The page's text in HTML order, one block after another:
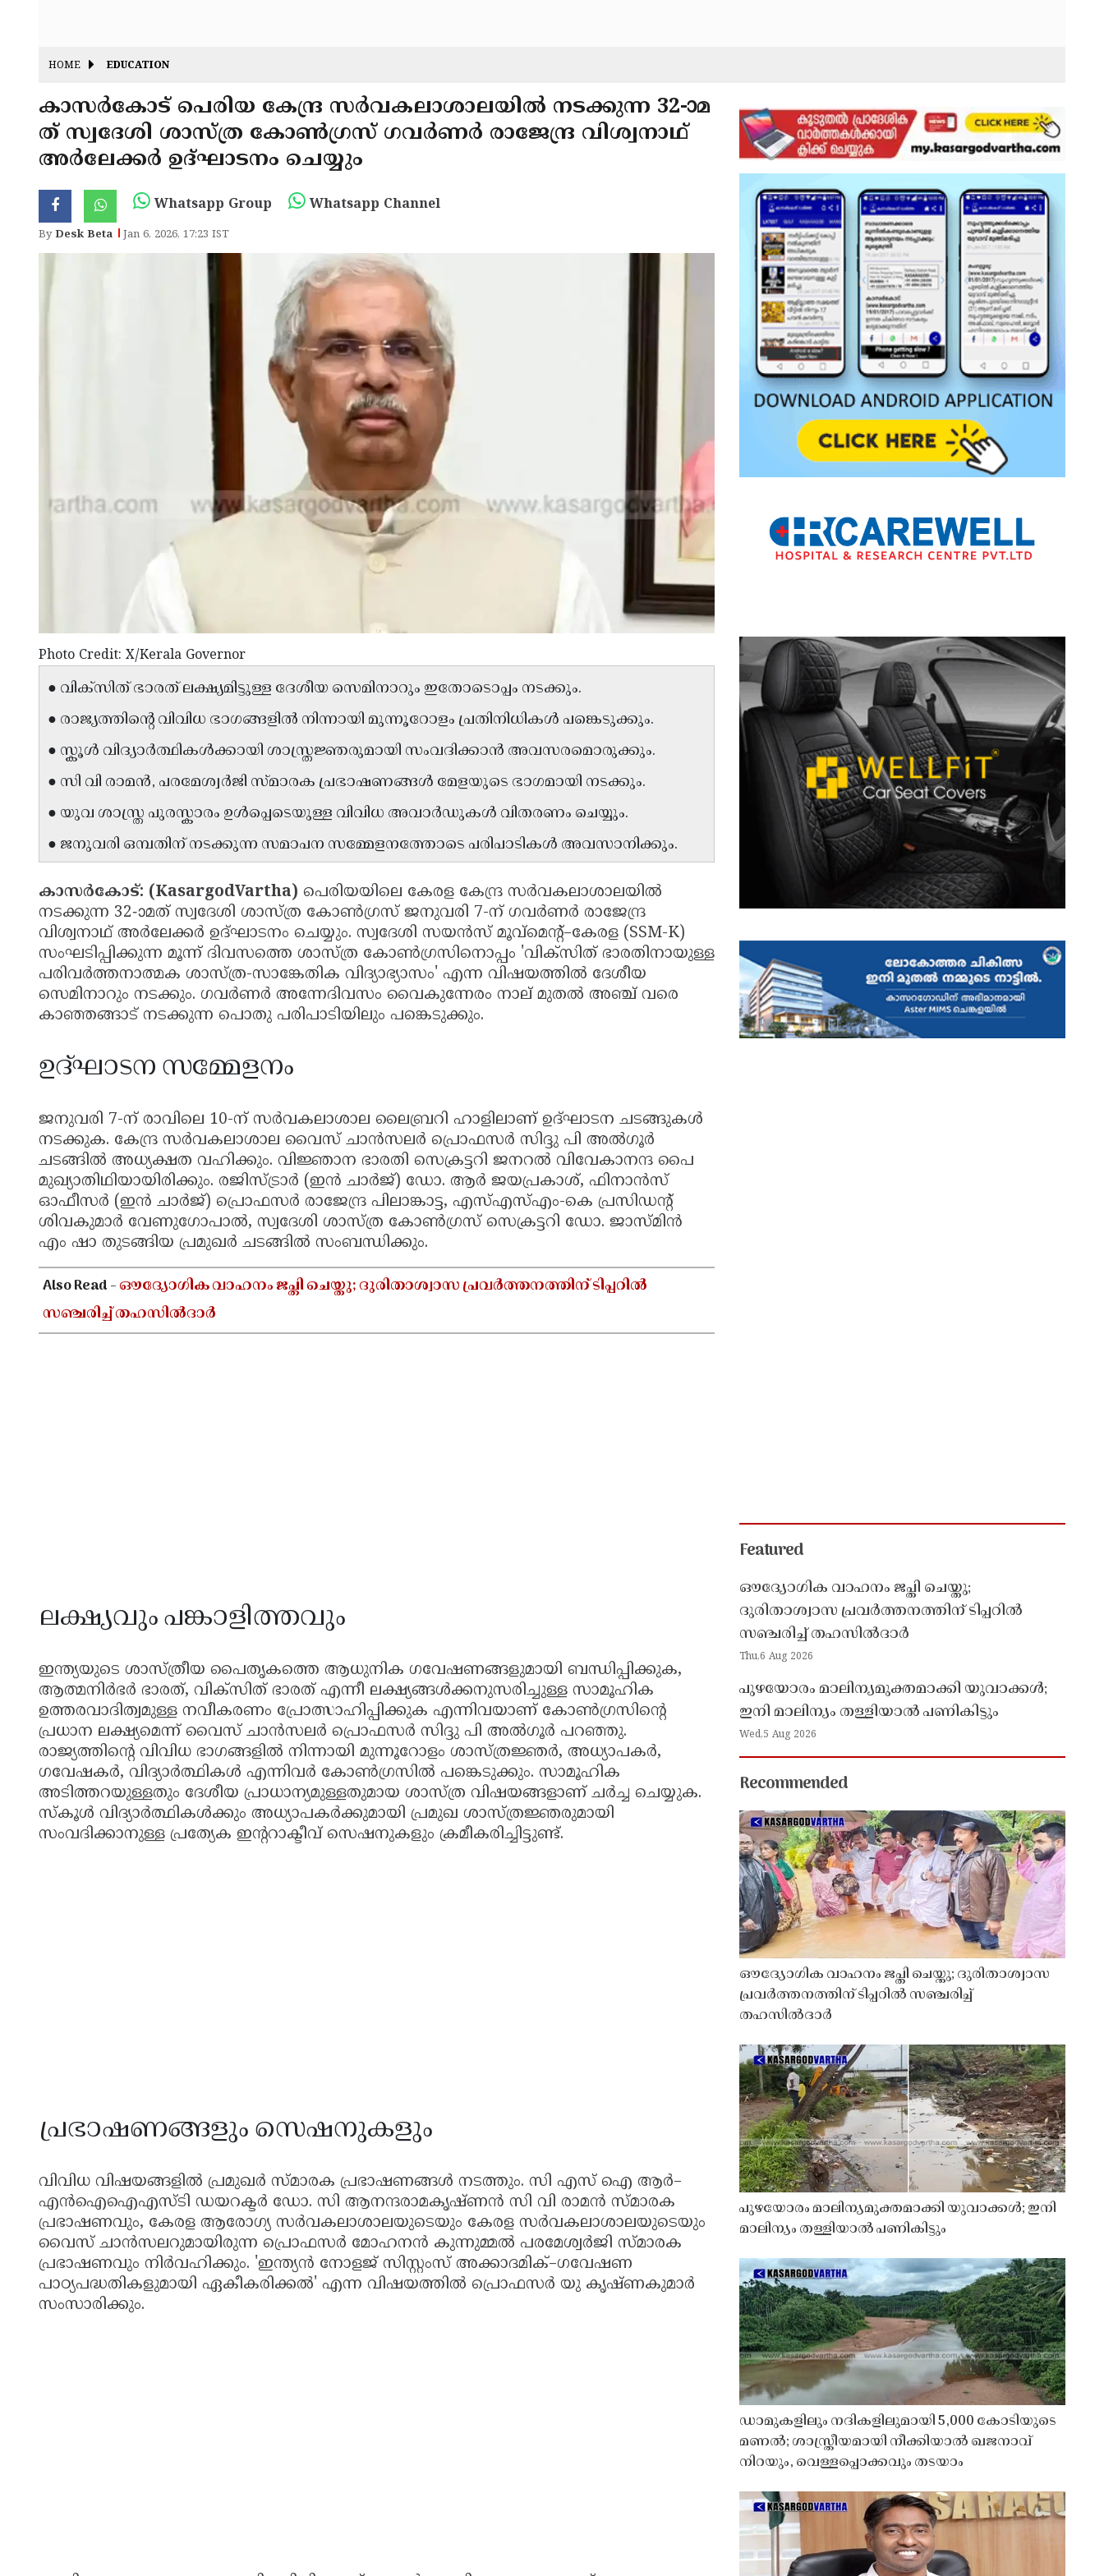
HOME EDUCATION
കാസർകോട് പെരിയ കേന്ദ്ര സർവകലാശാലയിൽ നടക്കുന്ന 32-ാമ
ത് സ്വദേശി ശാസ്ത്ര കോൺഗ്രസ് ഗവർണർ രാജേന്ദ്ര വിശ്വനാഥ്
അർലേക്കർ ഉദ്ഘാടനം ചെയ്യും
Whatsapp Group Whatsapp Channel
ByDesk Beta Jan 6, 2026, 17:23 IST
Photo Credit: X/Kerala Governor
● വിക്സിത് ഭാരത് ലക്ഷ്യമിട്ടുള്ള ദേശീയ സെമിനാറും ഇതോടൊപ്പം നടക്കും.
● രാജ്യത്തിന്റെ വിവിധ ഭാഗങ്ങളിൽ നിന്നായി മുന്നൂറോളം പ്രതിനിധികൾ പങ്കെടുക്കും.
● സ്കൂൾ വിദ്യാർത്ഥികൾക്കായി ശാസ്ത്രജ്ഞരുമായി സംവദിക്കാൻ അവസരമൊരുക്കും.
● സി വി രാമൻ, പരമേശ്വർജി സ്മാരക പ്രഭാഷണങ്ങൾ മേളയുടെ ഭാഗമായി നടക്കും.
● യുവ ശാസ്ത്ര പുരസ്കാരം ഉൾപ്പെടെയുള്ള വിവിധ അവാർഡുകൾ വിതരണം ചെയ്യും.
● ജനുവരി ഒമ്പതിന് നടക്കുന്ന സമാപന സമ്മേളനത്തോടെ പരിപാടികൾ അവസാനിക്കും.
കാസർകോട്: (KasargodVartha) പെരിയയിലെ കേരള കേന്ദ്ര സർവകലാശാലയിൽ
നടക്കുന്ന 32-ാമത് സ്വദേശി ശാസ്ത്ര കോൺഗ്രസ് ജനുവരി 7-ന് ഗവർണർ രാജേന്ദ്ര
വിശ്വനാഥ് അർലേക്കർ ഉദ്ഘാടനം ചെയ്യും. സ്വദേശി സയൻസ് മൂവ്മെന്റ്–കേരള (SSM-K)
സംഘടിപ്പിക്കുന്ന മൂന്ന് ദിവസത്തെ ശാസ്ത്ര കോൺഗ്രസിനൊപ്പം 'വിക്സിത് ഭാരതിനായുള്ള
പരിവർത്തനാത്മക ശാസ്ത്ര-സാങ്കേതിക വിദ്യാഭ്യാസം' എന്ന വിഷയത്തിൽ ദേശീയ
സെമിനാറും നടക്കും. ഗവർണർ അന്നേദിവസം വൈകുന്നേരം നാല് മുതൽ അഞ്ച് വരെ
കാഞ്ഞങ്ങാട് നടക്കുന്ന പൊതു പരിപാടിയിലും പങ്കെടുക്കും.
ഉദ്ഘാടന സമ്മേളനം
ജനുവരി 7-ന് രാവിലെ 10-ന് സർവകലാശാല ലൈബ്രറി ഹാളിലാണ് ഉദ്ഘാടന ചടങ്ങുകൾ
നടക്കുക. കേന്ദ്ര സർവകലാശാല വൈസ് ചാൻസലർ പ്രൊഫസർ സിദ്ദു പി അൽഗൂർ
ചടങ്ങിൽ അധ്യക്ഷത വഹിക്കും. വിജ്ഞാന ഭാരതി സെക്രട്ടറി ജനറൽ വിവേകാനന്ദ പൈ
മുഖ്യാതിഥിയായിരിക്കും. രജിസ്ട്രാർ (ഇൻ ചാർജ്) ഡോ. ആർ ജയപ്രകാശ്, ഫിനാൻസ്
ഓഫീസർ (ഇൻ ചാർജ്) പ്രൊഫസർ രാജേന്ദ്ര പിലാങ്കാട്ട, എസ്എസ്എം-കെ പ്രസിഡന്റ്
ശിവകുമാർ വേണുഗോപാൽ, സ്വദേശി ശാസ്ത്ര കോൺഗ്രസ് സെക്രട്ടറി ഡോ. ജാസ്മിൻ
എം ഷാ തുടങ്ങിയ പ്രമുഖർ ചടങ്ങിൽ സംബന്ധിക്കും.
Also Read -ഔദ്യോഗിക വാഹനം ജപ്തി ചെയ്തു; ദുരിതാശ്വാസ പ്രവർത്തനത്തിന് ടിപ്പറിൽ
സഞ്ചരിച്ച് തഹസിൽദാർ
ലക്ഷ്യവും പങ്കാളിത്തവും
ഇന്ത്യയുടെ ശാസ്ത്രീയ പൈതൃകത്തെ ആധുനിക ഗവേഷണങ്ങളുമായി ബന്ധിപ്പിക്കുക,
ആത്മനിർഭർ ഭാരത്, വിക്സിത് ഭാരത് എന്നീ ലക്ഷ്യങ്ങൾക്കനുസരിച്ചുള്ള സാമൂഹിക
ഉത്തരവാദിത്വമുള്ള നവീകരണം പ്രോത്സാഹിപ്പിക്കുക എന്നിവയാണ് കോൺഗ്രസിന്റെ
പ്രധാന ലക്ഷ്യമെന്ന് വൈസ് ചാൻസലർ പ്രൊഫസർ സിദ്ദു പി അൽഗൂർ പറഞ്ഞു.
രാജ്യത്തിന്റെ വിവിധ ഭാഗങ്ങളിൽ നിന്നായി മുന്നൂറോളം ശാസ്ത്രജ്ഞർ, അധ്യാപകർ,
ഗവേഷകർ, വിദ്യാർത്ഥികൾ എന്നിവർ കോൺഗ്രസിൽ പങ്കെടുക്കും. സാമൂഹിക
അടിത്തറയുള്ളതും ദേശീയ പ്രാധാന്യമുള്ളതുമായ ശാസ്ത്ര വിഷയങ്ങളാണ് ചർച്ച ചെയ്യുക.
സ്കൂൾ വിദ്യാർത്ഥികൾക്കും അധ്യാപകർക്കുമായി പ്രമുഖ ശാസ്ത്രജ്ഞരുമായി
സംവദിക്കാനുള്ള പ്രത്യേക ഇന്ററാക്ടീവ് സെഷനുകളും ക്രമീകരിച്ചിട്ടുണ്ട്.
പ്രഭാഷണങ്ങളും സെഷനുകളും
വിവിധ വിഷയങ്ങളിൽ പ്രമുഖർ സ്മാരക പ്രഭാഷണങ്ങൾ നടത്തും. സി എസ് ഐ ആർ–
എൻഐഐഎസ്ടി ഡയറക്ടർ ഡോ. സി ആനന്ദരാമകൃഷ്ണൻ സി വി രാമൻ സ്മാരക
പ്രഭാഷണവും, കേരള ആരോഗ്യ സർവകലാശാലയുടെയും കേരള സർവകലാശാലയുടെയും
വൈസ് ചാൻസലറുമായിരുന്ന പ്രൊഫസർ മോഹനൻ കുന്നുമ്മൽ പരമേശ്വർജി സ്മാരക
പ്രഭാഷണവും നിർവഹിക്കും. 'ഇന്ത്യൻ നോളജ് സിസ്റ്റംസ് അക്കാദമിക്–ഗവേഷണ
പാഠ്യപദ്ധതികളുമായി ഏകീകരിക്കൽ' എന്ന വിഷയത്തിൽ പ്രൊഫസർ യു കൃഷ്ണകുമാർ
സംസാരിക്കും.
Featured
ഔദ്യോഗിക വാഹനം ജപ്തി ചെയ്തു;
ദുരിതാശ്വാസ പ്രവർത്തനത്തിന് ടിപ്പറിൽ
സഞ്ചരിച്ച് തഹസിൽദാർ
Thu,6 Aug 2026
പുഴയോരം മാലിന്യമുക്തമാക്കി യുവാക്കൾ;
ഇനി മാലിന്യം തള്ളിയാൽ പണികിട്ടും
Wed,5 Aug 2026
Recommended
ഔദ്യോഗിക വാഹനം ജപ്തി ചെയ്തു; ദുരിതാശ്വാസ
പ്രവർത്തനത്തിന് ടിപ്പറിൽ സഞ്ചരിച്ച്
തഹസിൽദാർ
പുഴയോരം മാലിന്യമുക്തമാക്കി യുവാക്കൾ; ഇനി
മാലിന്യം തള്ളിയാൽ പണികിട്ടും
ഡാമുകളിലും നദികളിലുമായി 5,000 കോടിയുടെ
മണൽ; ശാസ്ത്രീയമായി നീക്കിയാൽ ഖജനാവ്
നിറയും, വെള്ളപ്പൊക്കവും തടയാം